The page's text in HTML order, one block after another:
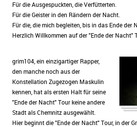
Für die Ausgespuckten, die Verfütterten.
Für die Geister in den Rändern der Nacht.
Für die, die mich begleiten, bis in das Ende der
Herzlich Willkommen auf der "Ende der Nacht"
grim104, ein einzigartiger Rapper,
den manche noch aus der
Konstellation Zugezogen Maskulin
kennen, hat als ersten Halt für seine
"Ende der Nacht" Tour keine andere
Stadt als Chemnitz ausgewählt.
Hier beginnt die "Ende der Nacht" Tour, in der